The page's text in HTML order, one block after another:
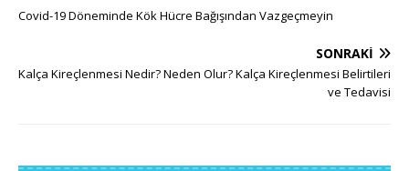
Covid-19 Döneminde Kök Hücre Bağışından Vazgeçmeyin
SONRAKI
Kalça Kireçlenmesi Nedir? Neden Olur? Kalça Kireçlenmesi Belirtileri
ve Tedavisi